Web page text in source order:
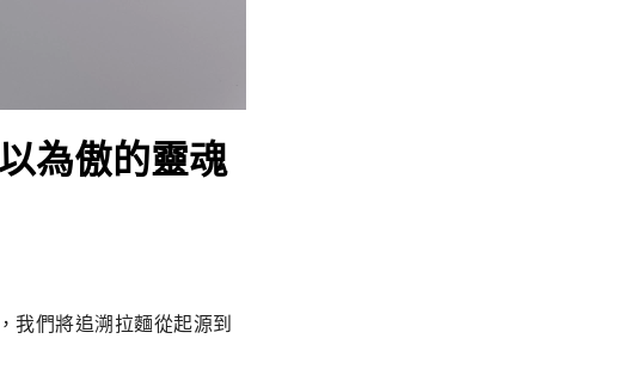
為傲的靈魂
我們將追溯拉麵從起源到